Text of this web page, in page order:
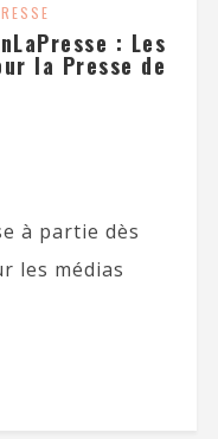
: Les
la Presse de
à partie dès
les médias